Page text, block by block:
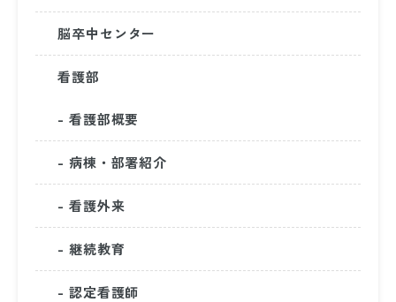
血液検査部門
輸血検査部門
微生物検査部門
一般検査部門
脳卒中センター
看護部
- 看護部概要
- 病棟・部署紹介
- 看護外来
- 継続教育
- 認定看護師